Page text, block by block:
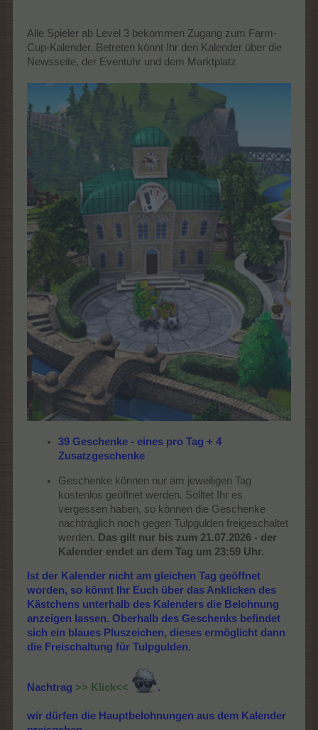
Alle Spieler ab Level 3 bekommen Zugang zum Farm-
Cup-Kalender. Betreten könnt Ihr den Kalender über die
Newsseite, der Eventuhr und dem Marktplatz
39 Geschenke - eines pro Tag + 4
Zusatzgeschenke
Geschenke können nur am jeweiligen Tag
kostenlos geöffnet werden. Solltet Ihr es
vergessen haben, so können die Geschenke
nachträglich noch gegen Tulpgulden freigeschaltet
werden. Das gilt nur bis zum 21.07.2026 - der
Kalender endet an dem Tag um 23:59 Uhr.
Ist der Kalender nicht am gleichen Tag geöffnet
worden, so könnt Ihr Euch über das Anklicken des
Kästchens unterhalb des Kalenders die Belohnung
anzeigen lassen. Oberhalb des Geschenks befindet
sich ein blaues Pluszeichen, dieses ermöglicht dann
die Freischaltung für Tulpgulden.
Nachtrag >> Klick<< .
wir dürfen die Hauptbelohnungen aus dem Kalender